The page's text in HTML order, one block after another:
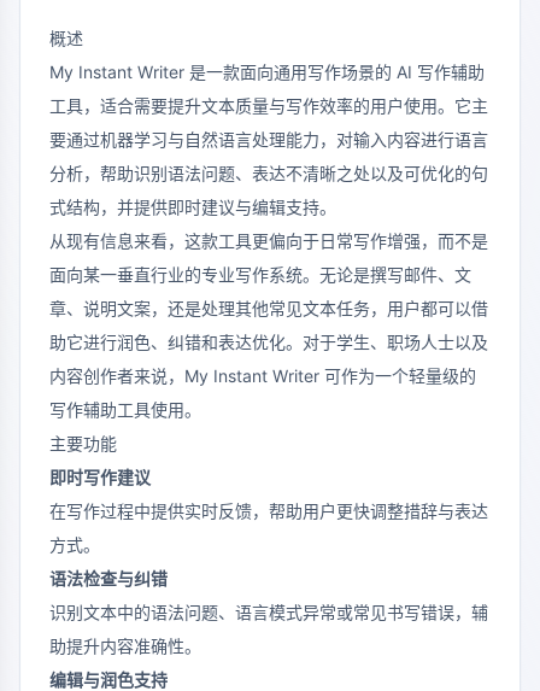
概述
My Instant Writer 是一款面向通用写作场景的 AI 写作辅助
工具，适合需要提升文本质量与写作效率的用户使用。它主
要通过机器学习与自然语言处理能力，对输入内容进行语言
分析，帮助识别语法问题、表达不清晰之处以及可优化的句
式结构，并提供即时建议与编辑支持。
从现有信息来看，这款工具更偏向于日常写作增强，而不是
面向某一垂直行业的专业写作系统。无论是撰写邮件、文
章、说明文案，还是处理其他常见文本任务，用户都可以借
助它进行润色、纠错和表达优化。对于学生、职场人士以及
内容创作者来说，My Instant Writer 可作为一个轻量级的
写作辅助工具使用。
主要功能
即时写作建议
在写作过程中提供实时反馈，帮助用户更快调整措辞与表达
方式。
语法检查与纠错
识别文本中的语法问题、语言模式异常或常见书写错误，辅
助提升内容准确性。
编辑与润色支持